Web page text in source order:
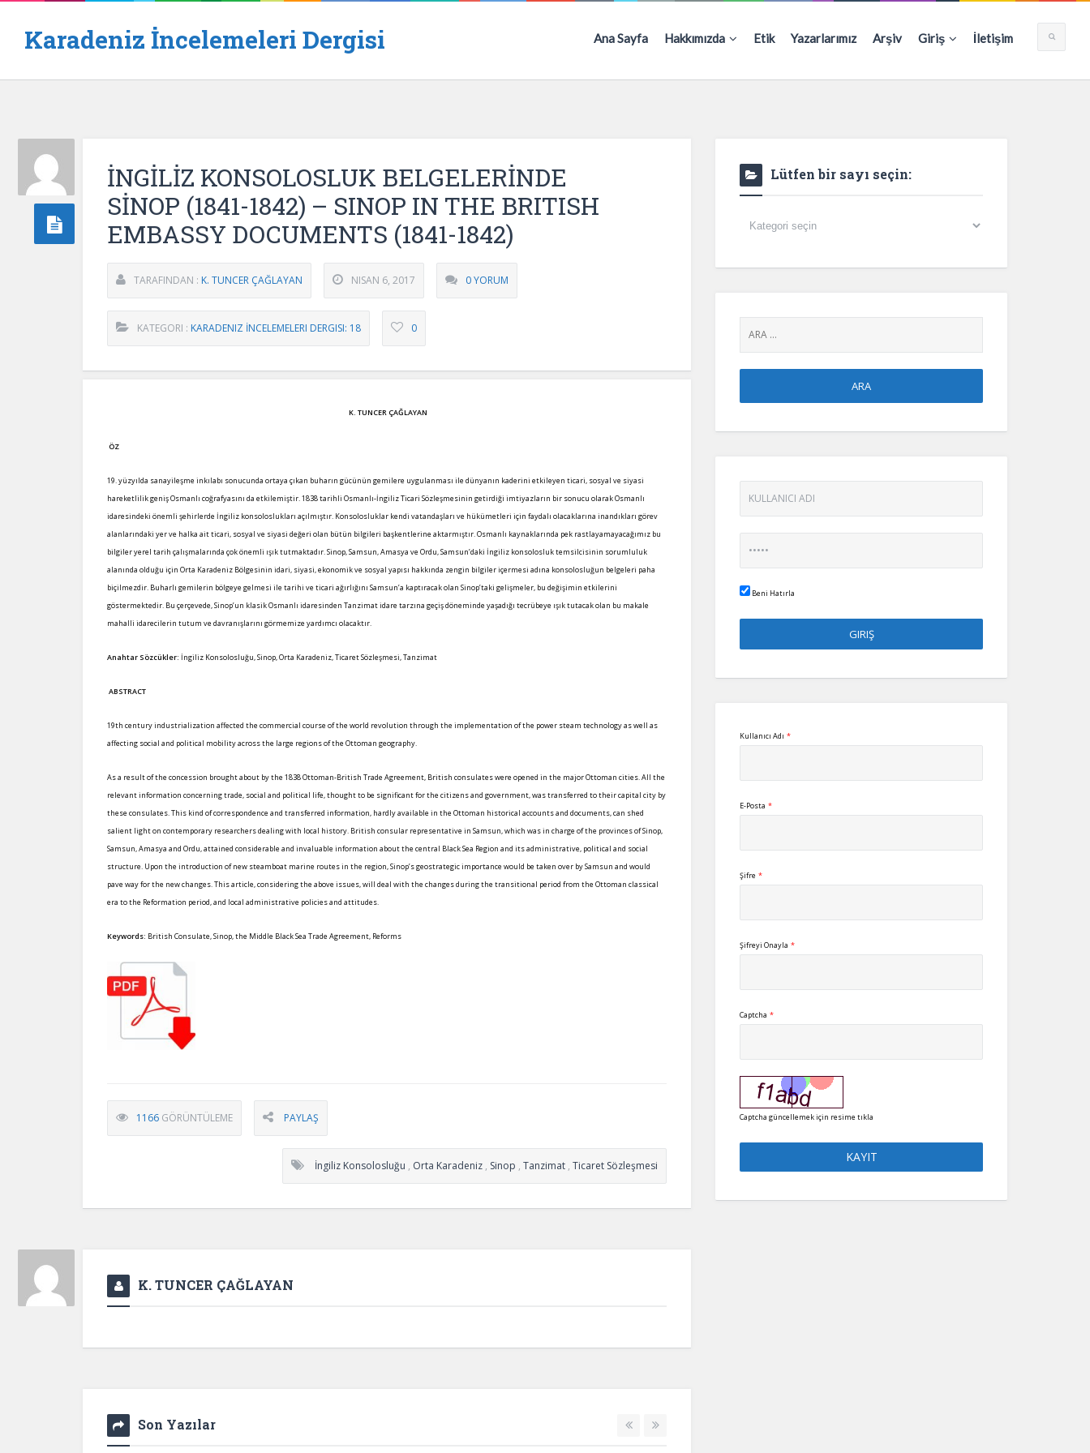
Karadeniz İncelemeleri Dergisi Ana Sayfa Hakkımızda Etik Yazarlarımız Arşiv Giriş İletişim
İNGİLİZ KONSOLOSLUK BELGELERİNDE
SİNOP (1841-1842) – SINOP IN THE BRITISH
EMBASSY DOCUMENTS (1841-1842)
TARAFINDAN : K. TUNCER ÇAĞLAYAN NISAN 6, 2017 0 YORUM
KATEGORI : KARADENIZ İNCELEMELERI DERGISI: 18 0
K. TUNCER ÇAĞLAYAN
ÖZ
19. yüzyılda sanayileşme inkılabı sonucunda ortaya çıkan buharın gücünün gemilere uygulanması ile dünyanın kaderini etkileyen ticari, sosyal ve siyasi
hareketlilik geniş Osmanlı coğrafyasını da etkilemiştir. 1838 tarihli Osmanlı-İngiliz Ticari Sözleşmesinin getirdiği imtiyazların bir sonucu olarak Osmanlı
idaresindeki önemli şehirlerde İngiliz konsoloslukları açılmıştır. Konsolosluklar kendi vatandaşları ve hükümetleri için faydalı olacaklarına inandıkları görev
alanlarındaki yer ve halka ait ticari, sosyal ve siyasi değeri olan bütün bilgileri başkentlerine aktarmıştır. Osmanlı kaynaklarında pek rastlayamayacağımız bu
bilgiler yerel tarih çalışmalarında çok önemli ışık tutmaktadır. Sinop, Samsun, Amasya ve Ordu, Samsun’daki İngiliz konsolosluk temsilcisinin sorumluluk
alanında olduğu için Orta Karadeniz Bölgesinin idari, siyasi, ekonomik ve sosyal yapısı hakkında zengin bilgiler içermesi adına konsolosluğun belgeleri paha
biçilmezdir. Buharlı gemilerin bölgeye gelmesi ile tarihi ve ticari ağırlığını Samsun’a kaptıracak olan Sinop’taki gelişmeler, bu değişimin etkilerini
göstermektedir. Bu çerçevede, Sinop’un klasik Osmanlı idaresinden Tanzimat idare tarzına geçiş döneminde yaşadığı tecrübeye ışık tutacak olan bu makale
mahalli idarecilerin tutum ve davranışlarını görmemize yardımcı olacaktır.
Anahtar Sözcükler: İngiliz Konsolosluğu, Sinop, Orta Karadeniz, Ticaret Sözleşmesi, Tanzimat
ABSTRACT
19th century industrialization affected the commercial course of the world revolution through the implementation of the power steam technology as well as
affecting social and political mobility across the large regions of the Ottoman geography.
As a result of the concession brought about by the 1838 Ottoman-British Trade Agreement, British consulates were opened in the major Ottoman cities. All the
relevant information concerning trade, social and political life, thought to be significant for the citizens and government, was transferred to their capital city by
these consulates. This kind of correspondence and transferred information, hardly available in the Ottoman historical accounts and documents, can shed
salient light on contemporary researchers dealing with local history. British consular representative in Samsun, which was in charge of the provinces of Sinop,
Samsun, Amasya and Ordu, attained considerable and invaluable information about the central Black Sea Region and its administrative, political and social
structure. Upon the introduction of new steamboat marine routes in the region, Sinop’s geostrategic importance would be taken over by Samsun and would
pave way for the new changes. This article, considering the above issues, will deal with the changes during the transitional period from the Ottoman classical
era to the Reformation period, and local administrative policies and attitudes.
Keywords: British Consulate, Sinop, the Middle Black Sea Trade Agreement, Reforms
1166 GÖRÜNTÜLEME PAYLAŞ
İngiliz Konsolosluğu , Orta Karadeniz , Sinop , Tanzimat , Ticaret Sözleşmesi
K. TUNCER ÇAĞLAYAN
Son Yazılar
Lütfen bir sayı seçin:
Lütfen
Beni Hatırla
Kullanıcı Adı *
E-Posta *
Şifre *
Şifreyi Onayla *
Captcha *
Captcha güncellemek için resime tıkla